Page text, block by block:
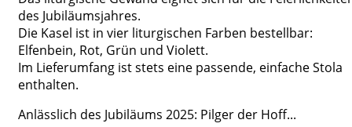
des Jubiläumsjahres.
Die Kasel ist in vier liturgischen Farben bestellbar:
Elfenbein, Rot, Grün und Violett.
Im Lieferumfang ist stets eine passende, einfache Stola
enthalten.
Anlässlich des Jubiläums 2025: Pilger der Hoff...